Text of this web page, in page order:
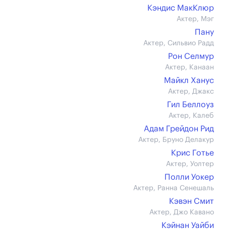
Кэндис МакКлюр
Актер, Мэг
Пану
Актер, Сильвио Радд
Рон Селмур
Актер, Канаан
Майкл Ханус
Актер, Джакс
Гил Беллоуз
Актер, Калеб
Адам Грейдон Рид
Актер, Бруно Делакур
Крис Готье
Актер, Уолтер
Полли Уокер
Актер, Ранна Сенешаль
Кэвэн Смит
Актер, Джо Кавано
Кэйнан Уайби